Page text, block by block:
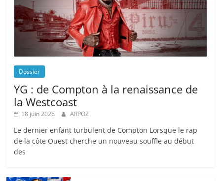
Dossier
YG : de Compton à la renaissance de
la Westcoast
18 juin 2026 ARPOZ
Le dernier enfant turbulent de Compton Lorsque le rap
de la côte Ouest cherche un nouveau souffle au début
des